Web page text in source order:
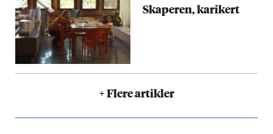
Skaperen, karikert
+ Flere artikler